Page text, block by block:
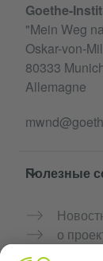
Goethe-
"Mein Weg
Oskar-von-
80333
Allemagne
Полезные
о